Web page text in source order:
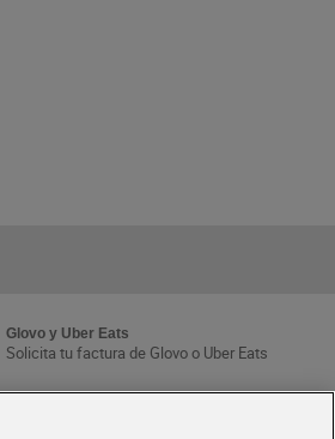
Glovo y Uber Eats
Solicita tu factura de Glovo o Uber Eats